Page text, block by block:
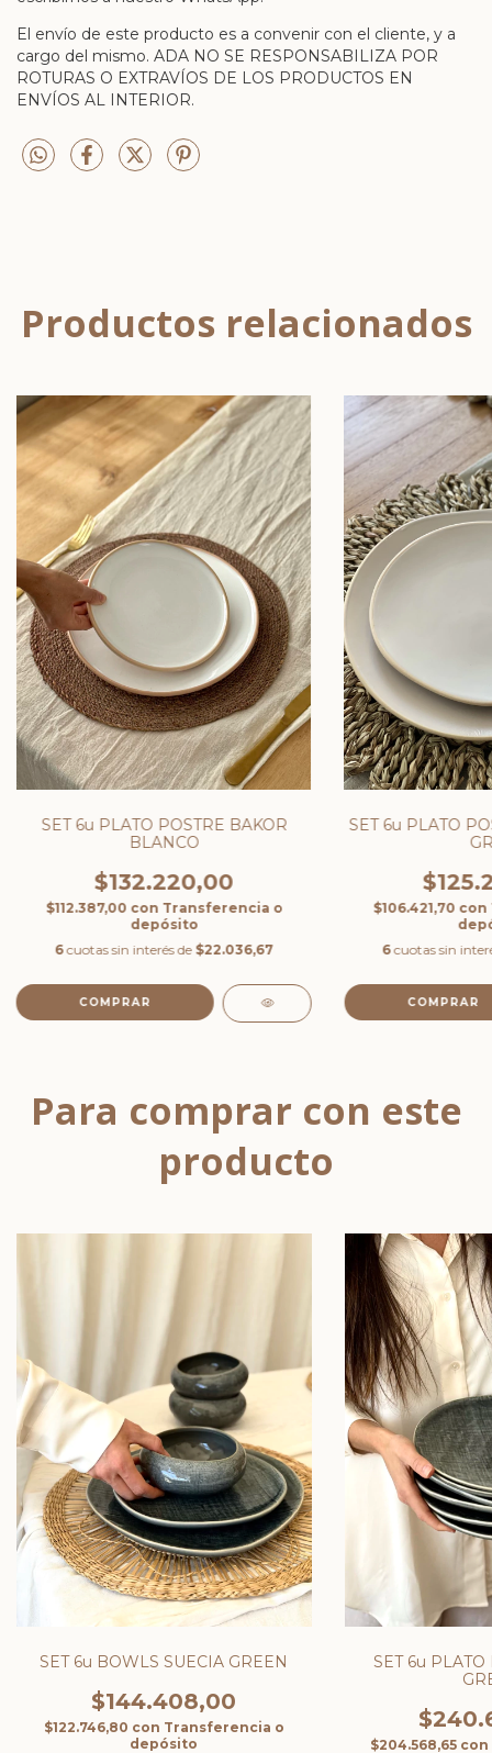
El envío de este producto es a convenir con el cliente, y a
cargo del mismo. ADA NO SE RESPONSABILIZA POR
ROTURAS O EXTRAVÍOS DE LOS PRODUCTOS EN
ENVÍOS AL INTERIOR.
Productos relacionados
SET 6u PLATO POSTRE BAKOR
BLANCO
$132.220,00
$112.387,00 con Transferencia o
depósito
6 cuotas sin interés de $22.036,67
SET 6u PLATO
$106.421,70 con
6 cuotas sin
Para comprar con este
producto
SET 6u BOWLS SUECIA GREEN
$144.408,00
$122.746,80 con Transferencia o
depósito
SET 6u PLATO
$204.568,65 con